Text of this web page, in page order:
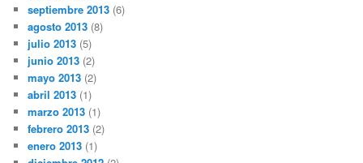
septiembre 2013 (6)
agosto 2013 (8)
julio 2013 (5)
junio 2013 (2)
mayo 2013 (2)
abril 2013 (1)
marzo 2013 (1)
febrero 2013 (2)
enero 2013 (1)